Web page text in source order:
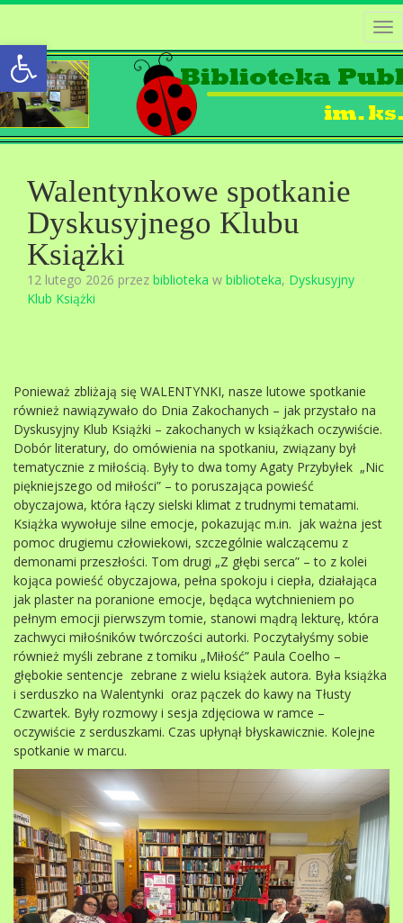
Open toolbar
Walentynkowe spotkanie
Dyskusyjnego Klubu
Książki
12 lutego 2026 przez biblioteka w biblioteka, Dyskusyjny
Klub Książki
Ponieważ zbliżają się WALENTYNKI, nasze lutowe spotkanie
również nawiązywało do Dnia Zakochanych – jak przystało na
Dyskusyjny Klub Książki – zakochanych w książkach oczywiście.
Dobór literatury, do omówienia na spotkaniu, związany był
tematycznie z miłością. Były to dwa tomy Agaty Przybyłek „Nic
piękniejszego od miłości” – to poruszająca powieść
obyczajowa, która łączy sielski klimat z trudnymi tematami.
Książka wywołuje silne emocje, pokazując m.in. jak ważna jest
pomoc drugiemu człowiekowi, szczególnie walczącemu z
demonami przeszłości. Tom drugi „Z głębi serca” – to z kolei
kojąca powieść obyczajowa, pełna spokoju i ciepła, działająca
jak plaster na poranione emocje, będąca wytchnieniem po
pełnym emocji pierwszym tomie, stanowi mądrą lekturę, która
zachwyci miłośników twórczości autorki. Poczytałyśmy sobie
również myśli zebrane z tomiku „Miłość” Paula Coelho –
głębokie sentencje zebrane z wielu książek autora. Była książka
i serduszko na Walentynki oraz pączek do kawy na Tłusty
Czwartek. Były rozmowy i sesja zdjęciowa w ramce –
oczywiście z serduszkami. Czas upłynął błyskawicznie. Kolejne
spotkanie w marcu.